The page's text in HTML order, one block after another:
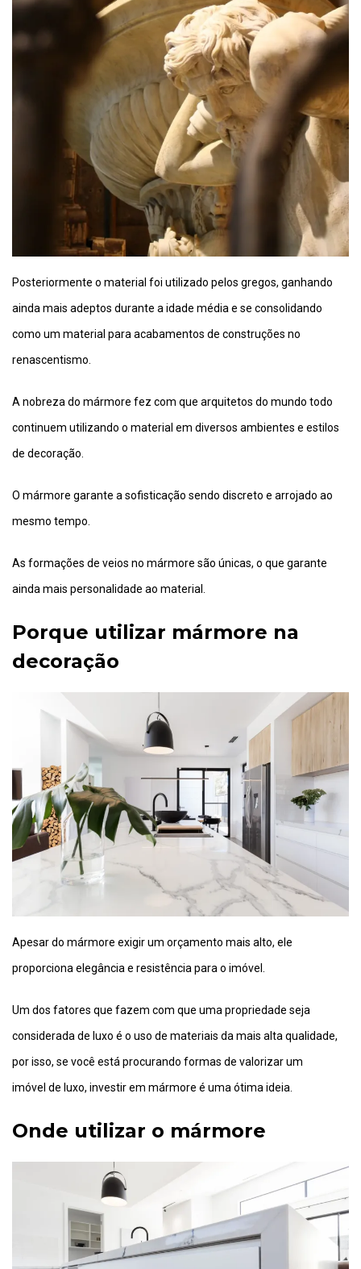
Posteriormente o material foi utilizado pelos gregos, ganhando
ainda mais adeptos durante a idade média e se consolidando
como um material para acabamentos de construções no
renascentismo.
A nobreza do mármore fez com que arquitetos do mundo todo
continuem utilizando o material em diversos ambientes e estilos
de decoração.
O mármore garante a sofisticação sendo discreto e arrojado ao
mesmo tempo.
As formações de veios no mármore são únicas, o que garante
ainda mais personalidade ao material.
Porque utilizar mármore na
decoração
Apesar do mármore exigir um orçamento mais alto, ele
proporciona elegância e resistência para o imóvel.
Um dos fatores que fazem com que uma propriedade seja
considerada de luxo é o uso de materiais da mais alta qualidade,
por isso, se você está procurando formas de valorizar um
imóvel de luxo, investir em mármore é uma ótima ideia.
Onde utilizar o mármore